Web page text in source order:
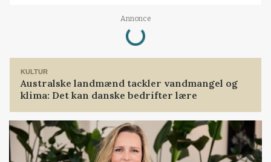
Annonce
Loading...
KULTUR
Australske landmænd tackler vandmangel og
klima: Det kan danske bedrifter lære